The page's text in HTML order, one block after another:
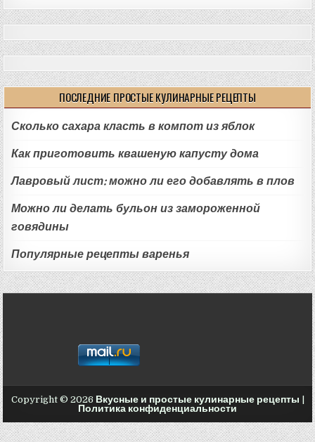
ПОСЛЕДНИЕ ПРОСТЫЕ КУЛИНАРНЫЕ РЕЦЕПТЫ
Сколько сахара класть в компот из яблок
Как приготовить квашеную капусту дома
Лавровый лист: можно ли его добавлять в плов
Можно ли делать бульон из замороженной
говядины
Популярные рецепты варенья
Copyright © 2026 Вкусные и простые кулинарные рецепты
Политика конфиденциальности